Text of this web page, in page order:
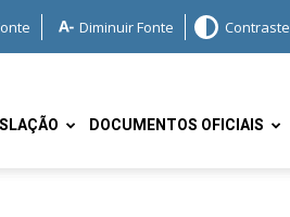
Diminuir Fonte Contraste
DOCUMENTOS OFICIAIS